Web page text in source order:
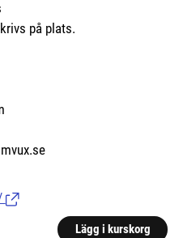
på plats.
(Länk till extern sida.)
Lägg i kurskorg